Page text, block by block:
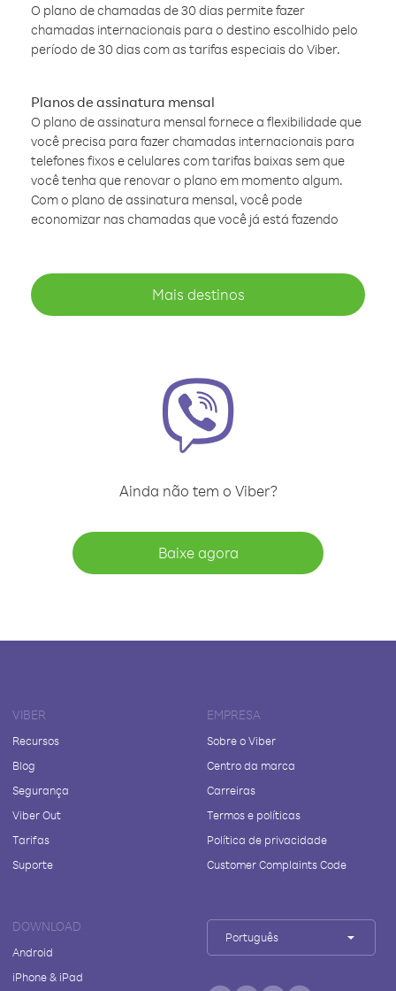
O plano de chamadas de 30 dias permite fazer
chamadas internacionais para o destino escolhido pelo
período de 30 dias com as tarifas especiais do Viber.
Planos de assinatura mensal
O plano de assinatura mensal fornece a flexibilidade que
você precisa para fazer chamadas internacionais para
telefones fixos e celulares com tarifas baixas sem que
você tenha que renovar o plano em momento algum.
Com o plano de assinatura mensal, você pode
economizar nas chamadas que você já está fazendo
Mais destinos
Ainda não tem o Viber?
Baixe agora
VIBER
Recursos
Blog
Segurança
Viber Out
Tarifas
Suporte
EMPRESA
Sobre o Viber
Centro da marca
Carreiras
Termos e políticas
Política de privacidade
Customer Complaints Code
DOWNLOAD
Android
iPhone & iPad
Português